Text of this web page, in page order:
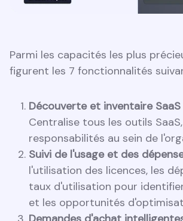
Parmi les capacités les plus
figurent les 7 fonctionnalités
Découverte et inventaire
Centralise tous les outils
responsabilités au sein de
Suivi de l'usage et des
l'utilisation des licences, les
taux d'utilisation pour
et les opportunités